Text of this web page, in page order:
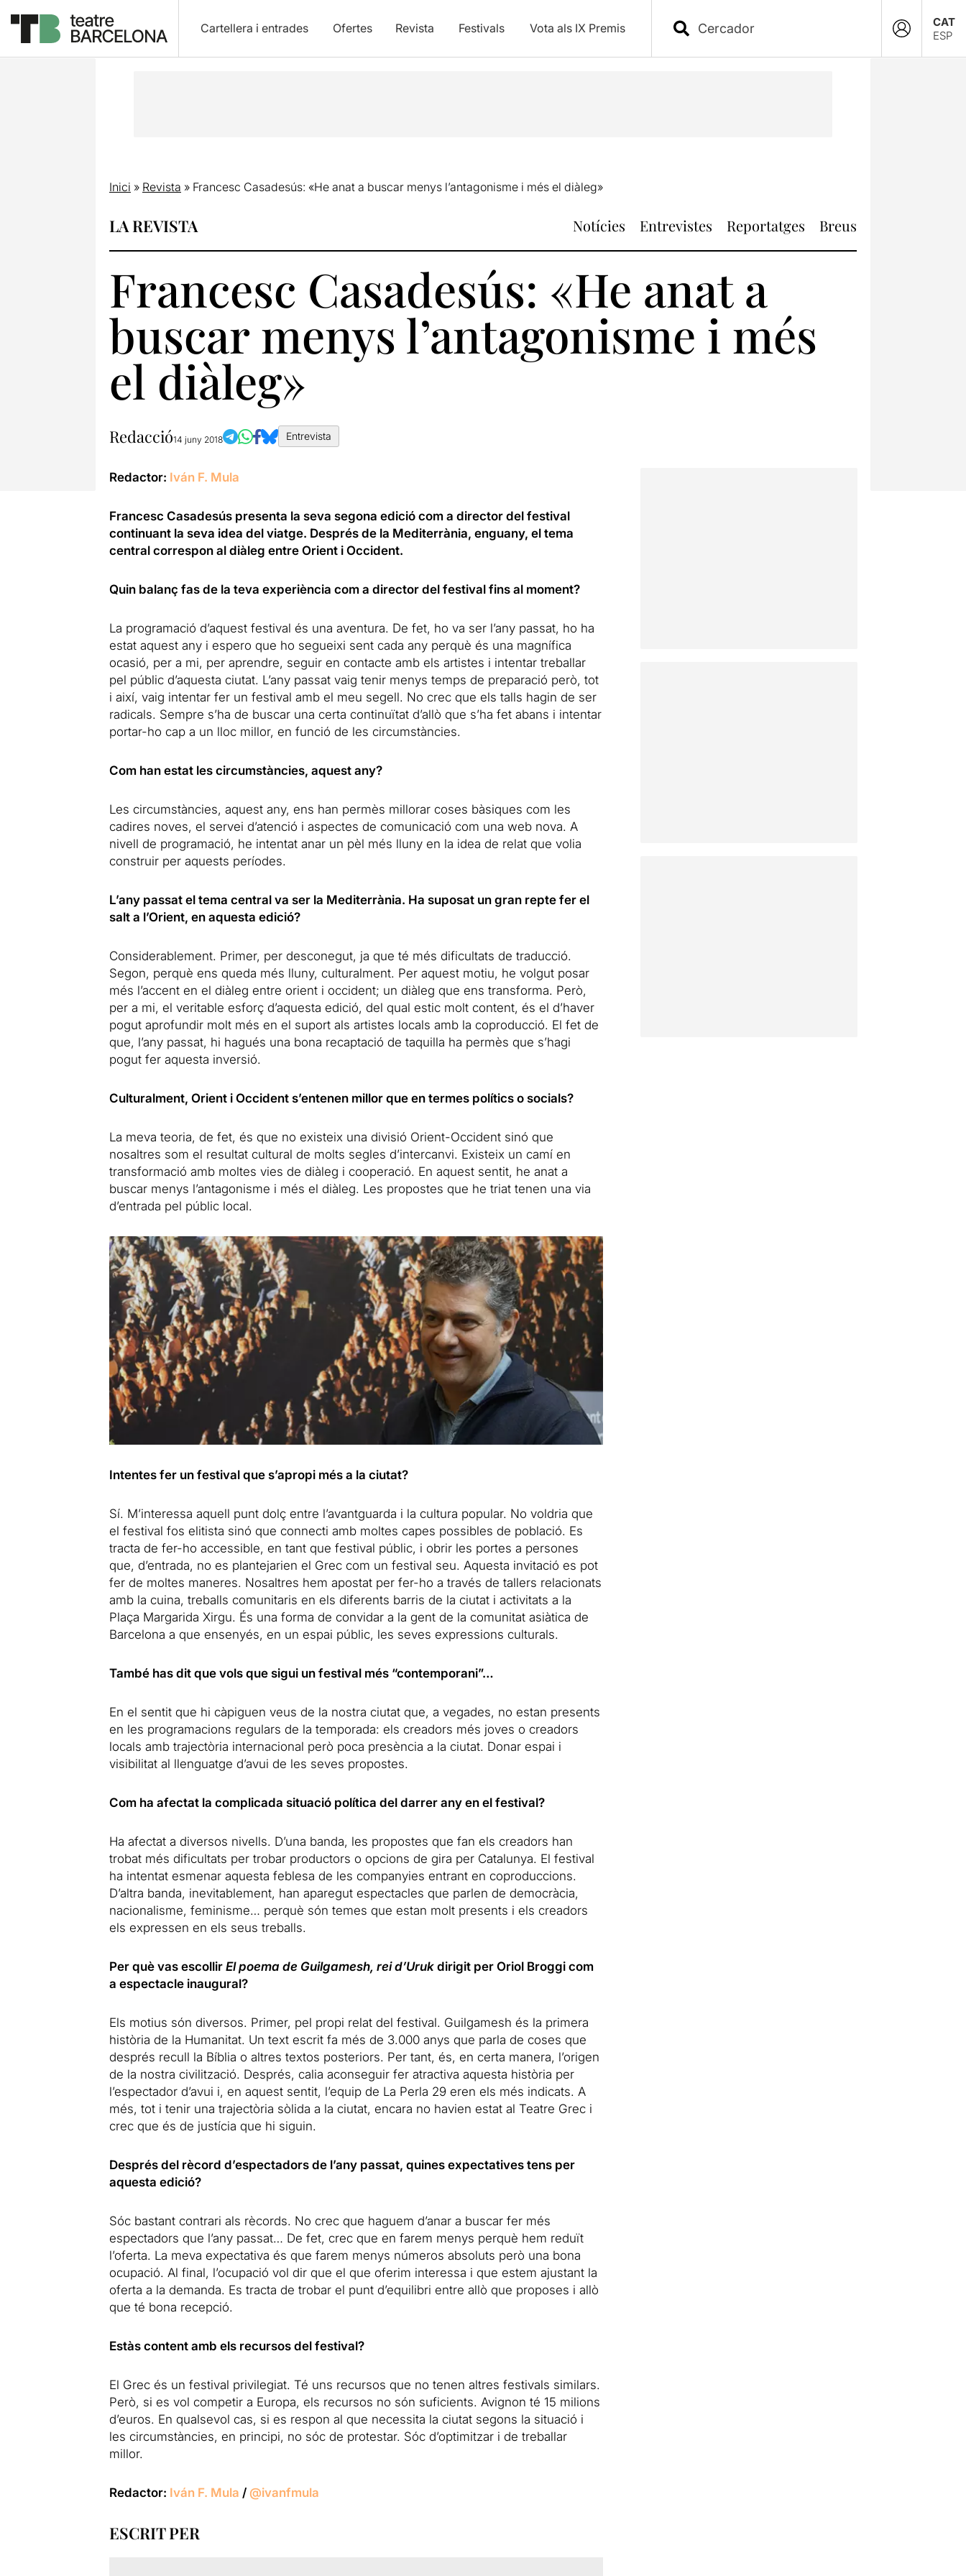
Cartellera i entrades Ofertes Revista Festivals Vota als IX Premis
CAT
ESP
Inici » Revista » Francesc Casadesús: «He anat a buscar menys l’antagonisme i més el diàleg»
LA REVISTA Notícies Entrevistes Reportatges Breus
Francesc Casadesús: «He anat a
buscar menys l’antagonisme i més
el diàleg»
Redacció14 juny 2018 Entrevista
Redactor: Iván F. Mula
Francesc Casadesús presenta la seva segona edició com a director del festival
continuant la seva idea del viatge. Després de la Mediterrània, enguany, el tema
central correspon al diàleg entre Orient i Occident.
Quin balanç fas de la teva experiència com a director del festival fins al moment?
La programació d’aquest festival és una aventura. De fet, ho va ser l’any passat, ho ha
estat aquest any i espero que ho segueixi sent cada any perquè és una magnífica
ocasió, per a mi, per aprendre, seguir en contacte amb els artistes i intentar treballar
pel públic d’aquesta ciutat. L’any passat vaig tenir menys temps de preparació però, tot
i així, vaig intentar fer un festival amb el meu segell. No crec que els talls hagin de ser
radicals. Sempre s’ha de buscar una certa continuïtat d’allò que s’ha fet abans i intentar
portar-ho cap a un lloc millor, en funció de les circumstàncies.
Com han estat les circumstàncies, aquest any?
Les circumstàncies, aquest any, ens han permès millorar coses bàsiques com les
cadires noves, el servei d’atenció i aspectes de comunicació com una web nova. A
nivell de programació, he intentat anar un pèl més lluny en la idea de relat que volia
construir per aquests períodes.
L’any passat el tema central va ser la Mediterrània. Ha suposat un gran repte fer el
salt a l’Orient, en aquesta edició?
Considerablement. Primer, per desconegut, ja que té més dificultats de traducció.
Segon, perquè ens queda més lluny, culturalment. Per aquest motiu, he volgut posar
més l’accent en el diàleg entre orient i occident; un diàleg que ens transforma. Però,
per a mi, el veritable esforç d’aquesta edició, del qual estic molt content, és el d’haver
pogut aprofundir molt més en el suport als artistes locals amb la coproducció. El fet de
que, l’any passat, hi hagués una bona recaptació de taquilla ha permès que s’hagi
pogut fer aquesta inversió.
Culturalment, Orient i Occident s’entenen millor que en termes polítics o socials?
La meva teoria, de fet, és que no existeix una divisió Orient-Occident sinó que
nosaltres som el resultat cultural de molts segles d’intercanvi. Existeix un camí en
transformació amb moltes vies de diàleg i cooperació. En aquest sentit, he anat a
buscar menys l’antagonisme i més el diàleg. Les propostes que he triat tenen una via
d’entrada pel públic local.
Intentes fer un festival que s’apropi més a la ciutat?
Sí. M’interessa aquell punt dolç entre l’avantguarda i la cultura popular. No voldria que
el festival fos elitista sinó que connecti amb moltes capes possibles de població. Es
tracta de fer-ho accessible, en tant que festival públic, i obrir les portes a persones
que, d’entrada, no es plantejarien el Grec com un festival seu. Aquesta invitació es pot
fer de moltes maneres. Nosaltres hem apostat per fer-ho a través de tallers relacionats
amb la cuina, treballs comunitaris en els diferents barris de la ciutat i activitats a la
Plaça Margarida Xirgu. És una forma de convidar a la gent de la comunitat asiàtica de
Barcelona a que ensenyés, en un espai públic, les seves expressions culturals.
També has dit que vols que sigui un festival més “contemporani”…
En el sentit que hi càpiguen veus de la nostra ciutat que, a vegades, no estan presents
en les programacions regulars de la temporada: els creadors més joves o creadors
locals amb trajectòria internacional però poca presència a la ciutat. Donar espai i
visibilitat al llenguatge d’avui de les seves propostes.
Com ha afectat la complicada situació política del darrer any en el festival?
Ha afectat a diversos nivells. D’una banda, les propostes que fan els creadors han
trobat més dificultats per trobar productors o opcions de gira per Catalunya. El festival
ha intentat esmenar aquesta feblesa de les companyies entrant en coproduccions.
D’altra banda, inevitablement, han aparegut espectacles que parlen de democràcia,
nacionalisme, feminisme… perquè són temes que estan molt presents i els creadors
els expressen en els seus treballs.
Per què vas escollir El poema de Guilgamesh, rei d’Urukdirigit per Oriol Broggi com
a espectacle inaugural?
Els motius són diversos. Primer, pel propi relat del festival. Guilgamesh és la primera
història de la Humanitat. Un text escrit fa més de 3.000 anys que parla de coses que
després recull la Bíblia o altres textos posteriors. Per tant, és, en certa manera, l’origen
de la nostra civilització. Després, calia aconseguir fer atractiva aquesta història per
l’espectador d’avui i, en aquest sentit, l’equip de La Perla 29 eren els més indicats. A
més, tot i tenir una trajectòria sòlida a la ciutat, encara no havien estat al Teatre Grec i
crec que és de justícia que hi siguin.
Després del rècord d’espectadors de l’any passat, quines expectatives tens per
aquesta edició?
Sóc bastant contrari als rècords. No crec que haguem d’anar a buscar fer més
espectadors que l’any passat… De fet, crec que en farem menys perquè hem reduït
l’oferta. La meva expectativa és que farem menys números absoluts però una bona
ocupació. Al final, l’ocupació vol dir que el que oferim interessa i que estem ajustant la
oferta a la demanda. Es tracta de trobar el punt d’equilibri entre allò que proposes i allò
que té bona recepció.
Estàs content amb els recursos del festival?
El Grec és un festival privilegiat. Té uns recursos que no tenen altres festivals similars.
Però, si es vol competir a Europa, els recursos no són suficients. Avignon té 15 milions
d’euros. En qualsevol cas, si es respon al que necessita la ciutat segons la situació i
les circumstàncies, en principi, no sóc de protestar. Sóc d’optimitzar i de treballar
millor.
Redactor: Iván F. Mula / @ivanfmula
ESCRIT PER